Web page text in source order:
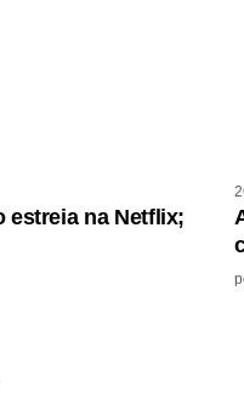
estreia na Netflix;